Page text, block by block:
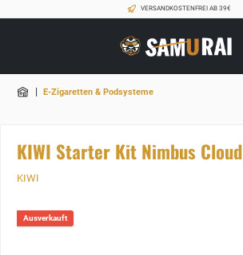
VERSANDKOSTENFREI AB 39€
| E-Zigaretten & Podsysteme
KIWI Starter Kit Nimbus Cloud
KIWI
Ausverkauft